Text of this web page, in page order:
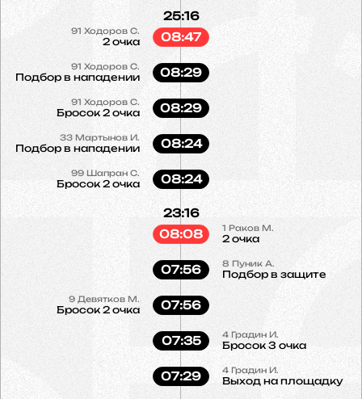
91 Ходоров С.
2 очка
25:16
08:47
91 Ходоров С.
Подбор в нападении 08:29
91 Ходоров С.
Бросок 2 очка 08:29
33 Мартынов И.
Подбор в нападении 08:24
99 Шапран С.
Бросок 2 очка 08:24
1 Раков М.
2 очка
23:16
08:08
8 Пуник А.
Подбор в защите
07:56
9 Девятков М.
Бросок 2 очка 07:56
4 Градин И.
Бросок 3 очка
07:35
4 Градин И.
Выход на площадку
07:29